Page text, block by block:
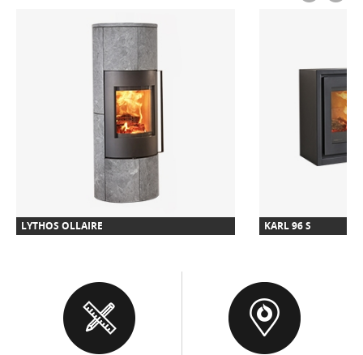
LYTHOS OLLAIRE KARL 96 S